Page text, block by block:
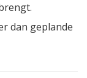
dan geplande